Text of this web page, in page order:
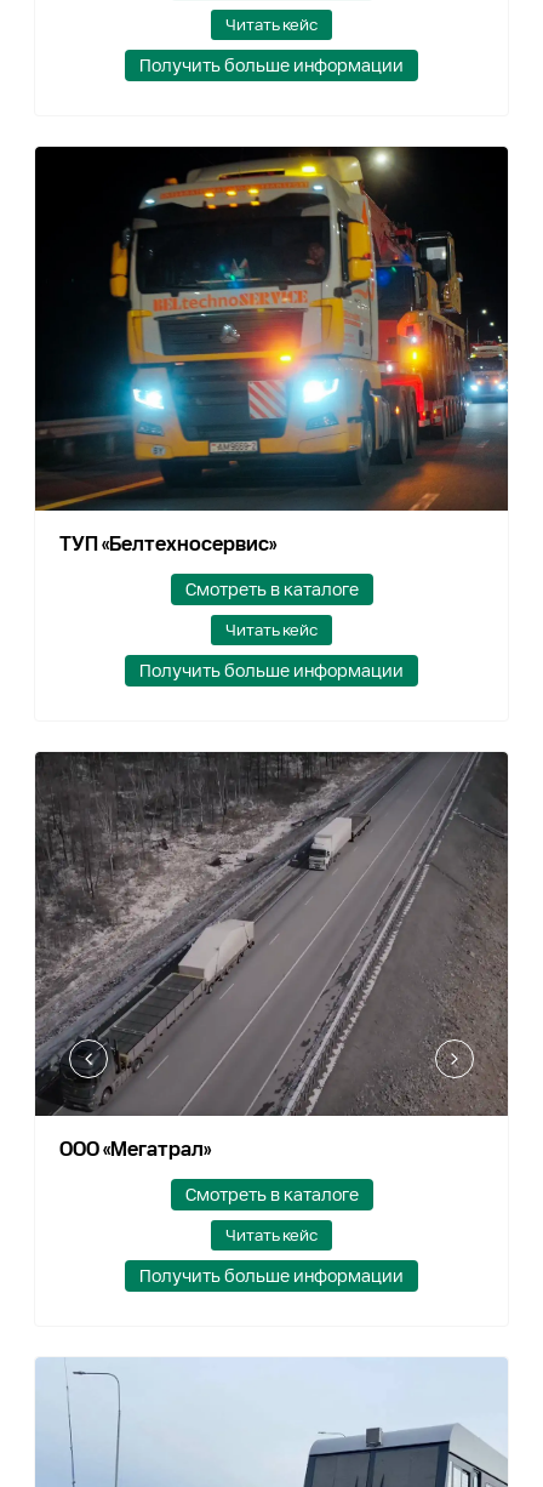
Читать кейс
Получить больше информации
ТУП «Белтехносервис»
Смотреть в каталоге
Читать кейс
Получить больше информации
ООО «Мегатрал»
Смотреть в каталоге
Читать кейс
Получить больше информации